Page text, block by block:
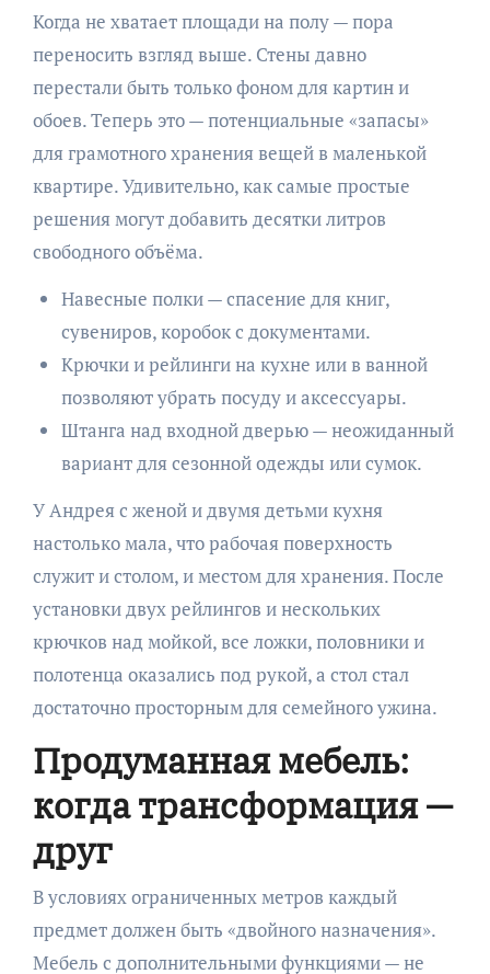
Когда не хватает площади на полу — пора
переносить взгляд выше. Стены давно
перестали быть только фоном для картин и
обоев. Теперь это — потенциальные «запасы»
для грамотного хранения вещей в маленькой
квартире. Удивительно, как самые простые
решения могут добавить десятки литров
свободного объёма.
Навесные полки — спасение для книг,
сувениров, коробок с документами.
Крючки и рейлинги на кухне или в ванной
позволяют убрать посуду и аксессуары.
Штанга над входной дверью — неожиданный
вариант для сезонной одежды или сумок.
У Андрея с женой и двумя детьми кухня
настолько мала, что рабочая поверхность
служит и столом, и местом для хранения. После
установки двух рейлингов и нескольких
крючков над мойкой, все ложки, половники и
полотенца оказались под рукой, а стол стал
достаточно просторным для семейного ужина.
Продуманная мебель:
когда трансформация —
друг
В условиях ограниченных метров каждый
предмет должен быть «двойного назначения».
Мебель с дополнительными функциями — не